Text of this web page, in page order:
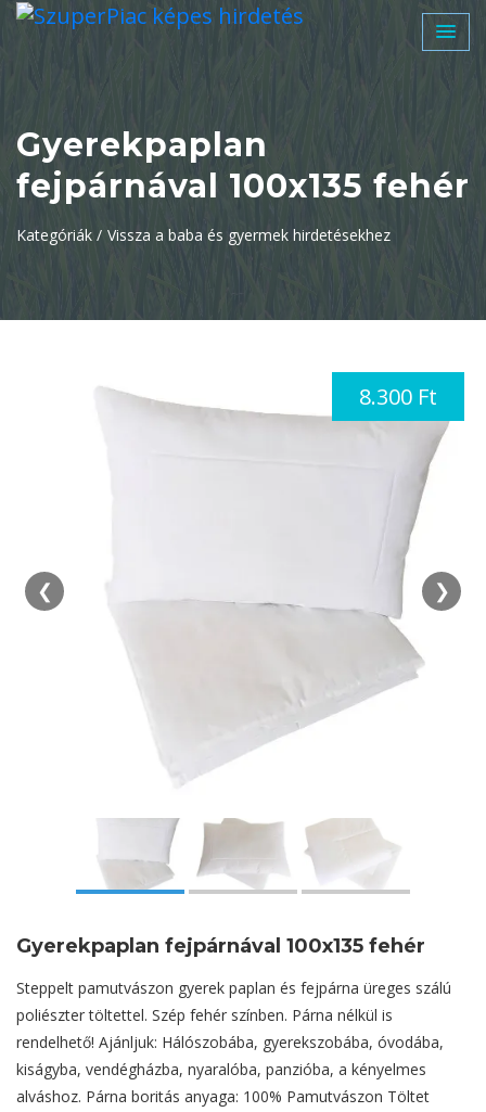
Gyerekpaplan
fejpárnával 100x135 fehér
Kategóriák / Vissza a baba és gyermek hirdetésekhez
8.300 Ft
❮ ❯
Gyerekpaplan fejpárnával 100x135 fehér
Steppelt pamutvászon gyerek paplan és fejpárna üreges szálú
poliészter töltettel. Szép fehér színben. Párna nélkül is
rendelhető! Ajánljuk: Hálószobába, gyerekszobába, óvodába,
kiságyba, vendégházba, nyaralóba, panzióba, a kényelmes
alváshoz. Párna boritás anyaga: 100% Pamutvászon Töltet